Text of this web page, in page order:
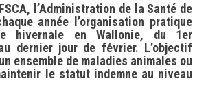
l’Administration de la Santé de
année l’organisation pratique
hivernale en Wallonie, du 1er
dernier jour de février. L’objectif
ensemble de maladies animales ou
le statut indemne au niveau